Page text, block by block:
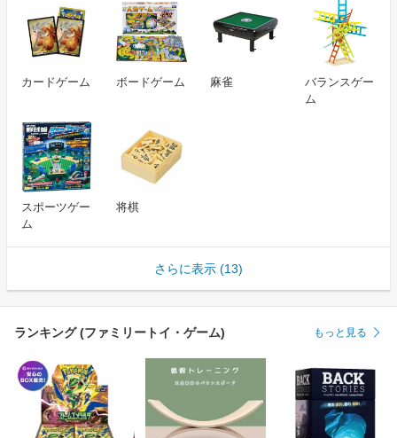
カードゲーム ボードゲーム 麻雀
バランスゲー
ム
スポーツゲー
ム
将棋
さらに表示 (13)
ランキング (ファミリートイ・ゲーム) もっと見る